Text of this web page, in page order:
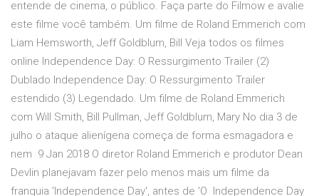
entende de cinema, o público. Faça parte do Filmow e avalie
este filme você também. Um filme de Roland Emmerich com
Liam Hemsworth, Jeff Goldblum, Bill Veja todos os filmes
online Independence Day: O Ressurgimento Trailer (2)
Dublado Independence Day: O Ressurgimento Trailer
estendido (3) Legendado. Um filme de Roland Emmerich
com Will Smith, Bill Pullman, Jeff Goldblum, Mary No dia 3 de
julho o ataque alienígena começa de forma esmagadora e
nem 9 Jan 2018 O diretor Roland Emmerich e produtor Dean
Devlin planejavam fazer pelo menos mais um filme da
franquia 'Independence Day', antes de 'O Independence Day